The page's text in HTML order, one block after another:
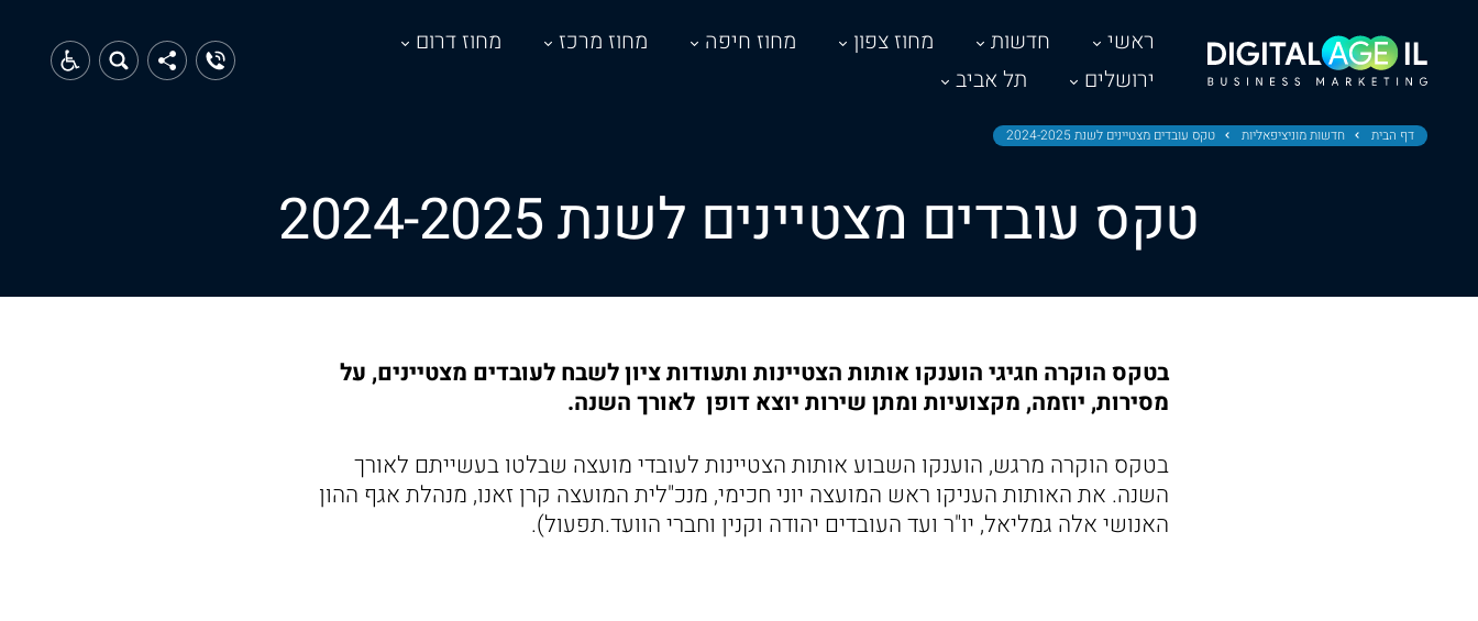
ראשי חדשות מחוז צפון מחוז חיפה מחוז מרכז
מחוז דרום
ירושלים
תל אביב
דף הבית חדשות מוניציפאליות טקס עובדים מצטיינים לשנת 2024-2025
טקס עובדים מצטיינים לשנת 2024-2025
בטקס הוקרה חגיגי הוענקו אותות הצטיינות ותעודות ציון לשבח לעובדים מצטיינים, על
מסירות, יוזמה, מקצועיות ומתן שירות יוצא דופן לאורך השנה.
בטקס הוקרה מרגש, הוענקו השבוע אותות הצטיינות לעובדי מועצה שבלטו בעשייתם לאורך
השנה. את האותות העניקו ראש המועצה יוני חכימי, מנכ"לית המועצה קרן זאנו, מנהלת אגף ההון
האנושי אלה גמליאל, יו"ר ועד העובדים יהודה וקנין וחברי הוועד.תפעול).